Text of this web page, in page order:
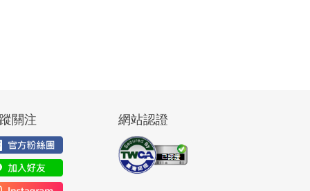
關注 網站認證